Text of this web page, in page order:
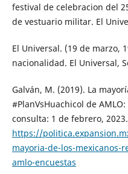
festival de celebracion del
de vestuario militar. El
El Universal. (19 de marzo,
nacionalidad. El Universal,
Galván, M. (2019). La
#PlanVsHuachicol de
consulta: 1 de febrero, 2023.
https://
mayoria-de-los-mexicanos-
amlo-encuestas